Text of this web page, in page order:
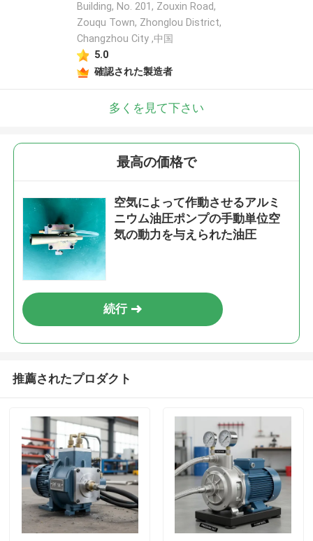
Building, No. 201, Zouxin Road,
Zouqu Town, Zhonglou District,
Changzhou City ,中国
5.0
確認された製造者
多くを見て下さい
最高の価格で
空気によって作動させるアルミ
ニウム油圧ポンプの手動単位空
気の動力を与えられた油圧
続行
推薦されたプロダクト